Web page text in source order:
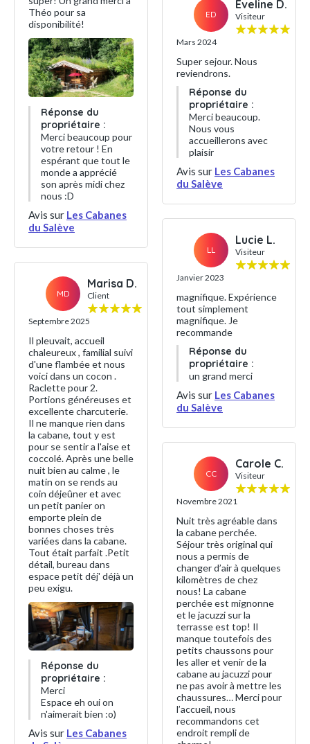
Théo pour sa
disponibilité!
Réponse du
propriétaire :
Merci beaucoup pour
votre retour ! En
espérant que tout le
monde a apprécié
son après midi chez
nous :D
Avis sur Les Cabanes
du Salève
MD
Marisa D.
Client
Septembre 2025
Il pleuvait, accueil
chaleureux , familial suivi
d'une flambée et nous
voici dans un cocon .
Raclette pour 2.
Portions généreuses et
excellente charcuterie.
Il ne manque rien dans
la cabane, tout y est
pour se sentir a l'aise et
coccolé. Après une belle
nuit bien au calme , le
matin on se rends au
coin déjeûner et avec
un petit panier on
emporte plein de
bonnes choses très
variées dans la cabane.
Tout était parfait .Petit
détail, bureau dans
espace petit déj' déjà un
peu exigu.
Réponse du
propriétaire :
Merci
Espace eh oui on
n'aimerait bien :o)
Avis sur Les Cabanes
ED
Eveline D.
Visiteur
Mars 2024
Super sejour. Nous
reviendrons.
Réponse du
propriétaire :
Merci beaucoup.
Nous vous
accueillerons avec
plaisir
Avis sur Les Cabanes
du Salève
LL
Lucie L.
Visiteur
Janvier 2023
magnifique. Expérience
tout simplement
magnifique. Je
recommande
Réponse du
propriétaire :
un grand merci
Avis sur Les Cabanes
du Salève
CC
Carole C.
Visiteur
Novembre 2021
Nuit très agréable dans
la cabane perchée.
Séjour très original qui
nous a permis de
changer d’air à quelques
kilomètres de chez
nous! La cabane
perchée est mignonne
et le jacuzzi sur la
terrasse est top! Il
manque toutefois des
petits chaussons pour
les aller et venir de la
cabane au jacuzzi pour
ne pas avoir à mettre les
chaussures… Merci pour
l’accueil, nous
recommandons cet
endroit rempli de